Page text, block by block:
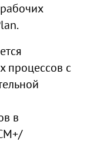
процессов с
в